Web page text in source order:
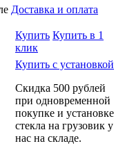
Доставка и оплата
Купить Купить в 1
клик
Купить с установкой
Скидка 500 рублей
при одновременной
покупке и установке
стекла на грузовик у
нас на складе.